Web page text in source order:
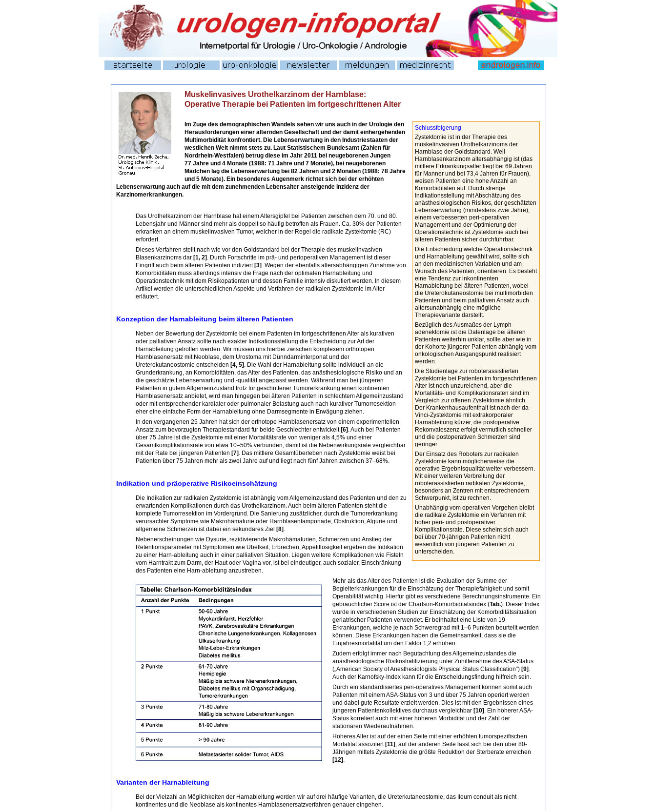
Muskelinvasives Urothelkarzinom der Harnblase:
Operative Therapie bei Patienten im fortgeschrittenen Alter
Schlussfolgerung
Zystektomie ist in der Therapie des
muskelinvasiven Urothelkarzinoms der
Harnblase der Goldstandard. Weil
Harnblasenkarzinom altersabhängig ist (das
mittlere Erkrankungsalter liegt bei 69 Jahren
für Manner und bei 73,4 Jahren für Frauen),
weisen Patienten eine hohe Anzahl an
Komorbiditäten auf. Durch strenge
Indikationsstellung mit Abschätzung des
anästhesiologischen Risikos, der geschätzten
Lebenserwartung (mindestens zwei Jahre),
einem verbesserten peri-operativen
Management und der Optimierung der
Operationstechnik ist Zystektomie auch bei
älteren Patienten sicher durchführbar.
Die Entscheidung welche Operationstechnik
und Harnableitung gewählt wird, sollte sich
an den medizinischen Variablen und am
Wunsch des Patienten, orientieren. Es besteht
eine Tendenz zur inkontinenten
Harnableitung bei älteren Patienten, wobei
die Ureterokutaneostomie bei multimorbiden
Patienten und beim palliativen Ansatz auch
altersunabhängig eine mögliche
Therapievariante darstellt.
Bezüglich des Ausmaßes der Lymph-
adenektomie ist die Datenlage bei älteren
Patienten weiterhin unklar, sollte aber wie in
der Kohorte jüngerer Patienten abhängig vom
onkologischen Ausgangspunkt realisiert
werden.
Die Studienlage zur roboterassistierten
Zystektomie bei Patienten im fortgeschrittenen
Alter ist noch unzureichend, aber die
Mortalitäts- und Komplikationsraten sind im
Vergleich zur offenen Zystektomie ähnlich.
Der Krankenhausaufenthalt ist nach der da-
Vinci-Zystektomie mit extrakorporaler
Harnableitung kürzer, die postoperative
Rekonvaleszenz erfolgt vermutlich schneller
und die postoperativen Schmerzen sind
geringer.
Der Einsatz des Roboters zur radikalen
Zystektomie kann möglicherweise die
operative Ergebnisqualität weiter verbessern.
Mit einer weiteren Verbreitung der
roboterassistierten radikalen Zystektomie,
besonders an Zentren mit entsprechendem
Schwerpunkt, ist zu rechnen.
Unabhängig vom operativen Vorgehen bleibt
die radikale Zystektomie ein Verfahren mit
hoher peri- und postoperativer
Komplikationsrate. Diese scheint sich auch
bei über 70-jährigen Patienten nicht
wesentlich von jüngeren Patienten zu
unterscheiden.
Im Zuge des demographischen Wandels sehen wir uns auch in der Urologie den
Herausforderungen einer alternden Gesellschaft und der damit einhergehenden
Multimorbidität konfrontiert. Die Lebenserwartung in den Industriestaaten der
westlichen Welt nimmt stets zu. Laut Statistischem Bundesamt (Zahlen für
Nordrhein-Westfalen) betrug diese im Jahr 2011 bei neugeborenen Jungen
77 Jahre und 4 Monate (1988: 71 Jahre und 7 Monate), bei neugeborenen
Mädchen lag die Lebenserwartung bei 82 Jahren und 2 Monaten (1988: 78 Jahre
und 5 Monate). Ein besonderes Augenmerk richtet sich bei der erhöhten
Lebenserwartung auch auf die mit dem zunehmenden Lebensalter ansteigende Inzidenz der
Karzinomerkrankungen.
Das Urothelkarzinom der Harnblase hat einem Altersgipfel bei Patienten zwischen dem 70. und 80.
Lebensjahr und Männer sind mehr als doppelt so häufig betroffen als Frauen. Ca. 30% der Patienten
erkranken an einem muskelinvasiven Tumor, welcher in der Regel die radikale Zystektomie (RC)
erfordert.
Dieses Verfahren stellt nach wie vor den Goldstandard bei der Therapie des muskelinvasiven
Blasenkarzinoms dar [1, 2] . Durch Fortschritte im prä- und perioperativen Management ist dieser
Eingriff auch beim älteren Patienten indiziert [3] . Wegen der ebenfalls altersabhängigen Zunahme von
Komorbiditäten muss allerdings intensiv die Frage nach der optimalen Harnableitung und
Operationstechnik mit dem Risikopatienten und dessen Familie intensiv diskutiert werden. In diesem
Artikel werden die unterschiedlichen Aspekte und Verfahren der radikalen Zystektomie im Alter
erläutert.
Konzeption der Harnableitung beim älteren Patienten
Neben der Bewertung der Zystektomie bei einem Patienten im fortgeschrittenen Alter als kurativen
oder palliativen Ansatz sollte nach exakter Indikationsstellung die Entscheidung zur Art der
Harnableitung getroffen werden. Wir müssen uns hierbei zwischen komplexem orthotopen
Harnblasenersatz mit Neoblase, dem Urostoma mit Dünndarminterponat und der
Ureterokutaneostomie entscheiden [4, 5] . Die Wahl der Harnableitung sollte individuell an die
Grunderkrankung, an Komorbiditäten, das Alter des Patienten, das anästhesiologische Risiko und an
die geschätzte Lebenserwartung und -qualität angepasst werden. Während man bei jüngeren
Patienten in gutem Allgemeinzustand trotz fortgeschrittener Tumorerkrankung einen kontinenten
Harnblasenersatz anbietet, wird man hingegen bei älteren Patienten in schlechtem Allgemeinzustand
oder mit entsprechender kardialer oder pulmonaler Belastung auch nach kurativer Tumorresektion
eher eine einfache Form der Harnableitung ohne Darmsegmente in Erwägung ziehen.
In den vergangenen 25 Jahren hat sich der orthotope Harnblasenersatz von einem experimentellen
Ansatz zum bevorzugten Therapiestandard für beide Geschlechter entwickelt [6] . Auch bei Patienten
über 75 Jahre ist die Zystektomie mit einer Mortalitätsrate von weniger als 4,5% und einer
Gesamtkomplikationsrate von etwa 10–50% verbunden; damit ist die Nebenwirkungsrate vergleichbar
mit der Rate bei jüngeren Patienten [7] . Das mittlere Gesamtüberleben nach Zystektomie weist bei
Patienten über 75 Jahren mehr als zwei Jahre auf und liegt nach fünf Jahren zwischen 37–68%.
Indikation und präoperative Risikoeinschätzung
Die Indikation zur radikalen Zystektomie ist abhängig vom Allgemeinzustand des Patienten und den zu
erwartenden Komplikationen durch das Urothelkarzinom. Auch beim älteren Patienten steht die
komplette Tumorresektion im Vordergrund. Die Sanierung zusätzlicher, durch die Tumorerkrankung
verursachter Symptome wie Makrohämaturie oder Harnblasentamponade, Obstruktion, Algurie und
allgemeine Schmerzen ist dabei ein sekundäres Ziel
[8] .
Nebenerscheinungen wie Dysurie, rezidivierende Makrohämaturien, Schmerzen und Anstieg der
Retentionsparameter mit Symptomen wie Übelkeit, Erbrechen, Appetitlosigkeit ergeben die Indikation
zu einer Harn-ableitung auch in einer palliativen Situation. Liegen weitere Komplikationen wie Fisteln
vom Harntrakt zum Darm, der Haut oder Vagina vor, ist bei eindeutiger, auch sozialer, Einschränkung
des Patienten eine Harn-ableitung anzustreben.
Mehr als das Alter des Patienten ist die Evaluation der Summe der
Begleiterkrankungen für die Einschätzung der Therapiefähigkeit und somit
Operabilität wichtig. Hierfür gibt es verschiedene Berechnungsinstrumente. Ein
gebräuchlicher Score ist der Charlson-Komorbiditätsindex (Tab.). Dieser Index
wurde in verschiedenen Studien zur Einschätzung der Komorbiditätssituation
geriatrischer Patienten verwendet. Er beinhaltet eine Liste von 19
Erkrankungen, welche je nach Schweregrad mit 1–6 Punkten beurteilt werden
können. Diese Erkrankungen haben die Gemeinsamkeit, dass sie die
Einjahresmortalität um den Faktor 1,2 erhöhen.
Zudem erfolgt immer nach Begutachtung des Allgemeinzustandes die
anästhesiologische Risikostratifizierung unter Zuhilfenahme des ASA-Status
(„American Society of Anesthesiologists Physical Status Classification”) [9] .
Auch der Karnofsky-Index kann für die Entscheidungsfindung hilfreich sein.
Durch ein standardisiertes peri-operatives Management können somit auch
Patienten mit einem ASA-Status von 3 und über 75 Jahren operiert werden
und dabei gute Resultate erzielt werden. Dies ist mit den Ergebnissen eines
jüngeren Patientenkollektives durchaus vergleichbar [10] . Ein höherer ASA-
Status korreliert auch mit einer höheren Morbidität und der Zahl der
stationären Wiederaufnahmen.
Höheres Alter ist auf der einen Seite mit einer erhöhten tumorspezifischen
Mortalität assoziiert [11] , auf der anderen Seite lässt sich bei den über 80-
Jährigen mittels Zystektomie die größte Reduktion der Sterberate erreichen
[12] .
Varianten der Harnableitung
Bei der Vielzahl an Möglichkeiten der Harnableitung werden wir auf drei häufige Varianten, die Ureterkutaneostomie, das Ileum conduit als nicht
kontinentes und die Neoblase als kontinentes Harnblasenersatzverfahren genauer eingehen.